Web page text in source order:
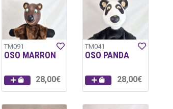
TM091
OSO MARRON
28,00€
TM041
OSO PANDA
28,00€